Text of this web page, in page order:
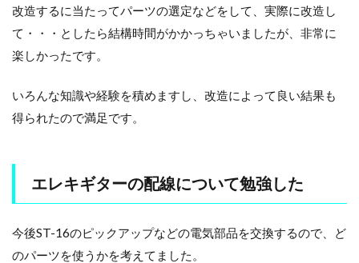
改造するに当たってパーツの選定などをして、実際に改造し
て・・・としたら結構時間がかかっちゃいましたが、非常に
楽しかったです。
いろんな知識や経験を積めますし、改造によって良い結果も
得られたので満足です。
エレキギターの配線について勉強した
今後ST-16のピックアップなどの電気部品を交換するので、ど
のパーツを使うかを考えてました。